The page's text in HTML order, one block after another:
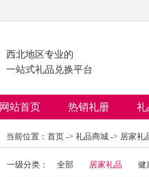
西北地区专业的
一站式礼品兑换平台
网站首页 热销礼册 礼
当前位置： 首页 -> 礼品商城 -> 居家礼
一级分类： 全部 居家礼品 健